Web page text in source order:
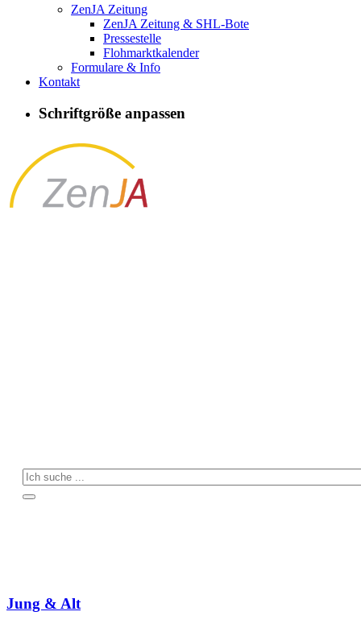
ZenJA Zeitung
ZenJA Zeitung & SHL-Bote
Pressestelle
Flohmarktkalender
Formulare & Info
Kontakt
Schriftgröße anpassen
Wo sich
Menschen
aller
Jung & Alt